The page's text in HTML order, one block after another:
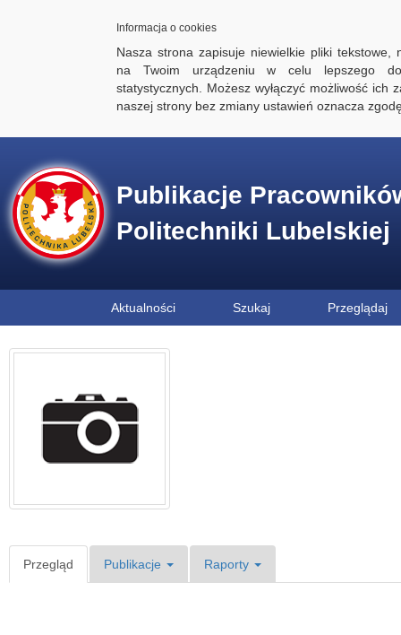
Informacja o cookies
Nasza strona zapisuje niewielkie pliki tekstowe,
na Twoim urządzeniu w celu lepszego
statystycznych. Możesz wyłączyć możliwość ich
naszej strony bez zmiany ustawień oznacza
Publikacje
Politechniki Lubelskiej
Aktualności Szukaj Przeglądaj
Przegląd Publikacje Raporty